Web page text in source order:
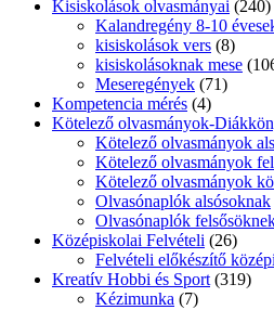
Kreatív Hobbi és Sport (319)
Kézimunka (7)
Kreatív hobby (166)
Rajzolás (14)
Sajátkezűleg (4)
Sport (80)
Színezőkönyv
Kressz-oktatás (7)
Külföldi Kortás (58)
Lányregény (27)
Magyar Kortás (36)
Manga (1)
Meditáció, jóga (4)
mese CD (4)
Mese DVD (24)